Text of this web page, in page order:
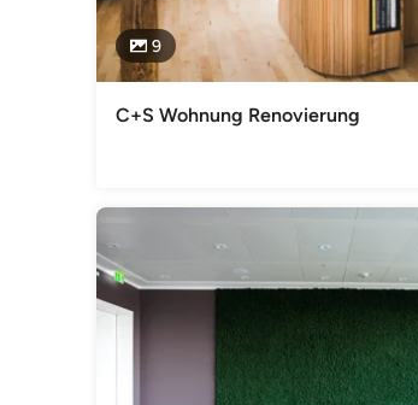
9
C+S Wohnung Renovierung